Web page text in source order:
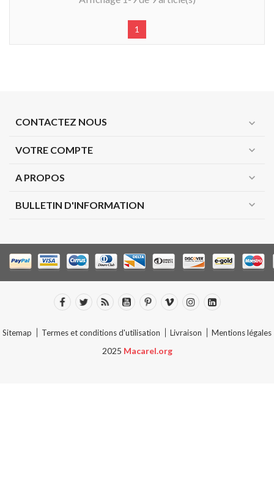
1
CONTACTEZ NOUS expand_more
VOTRE COMPTE expand_more
A PROPOS expand_more
BULLETIN D'INFORMATION expand_more
Sitemap Termes et conditions d'utilisation Livraison Mentions légales
2025 Macarel.org